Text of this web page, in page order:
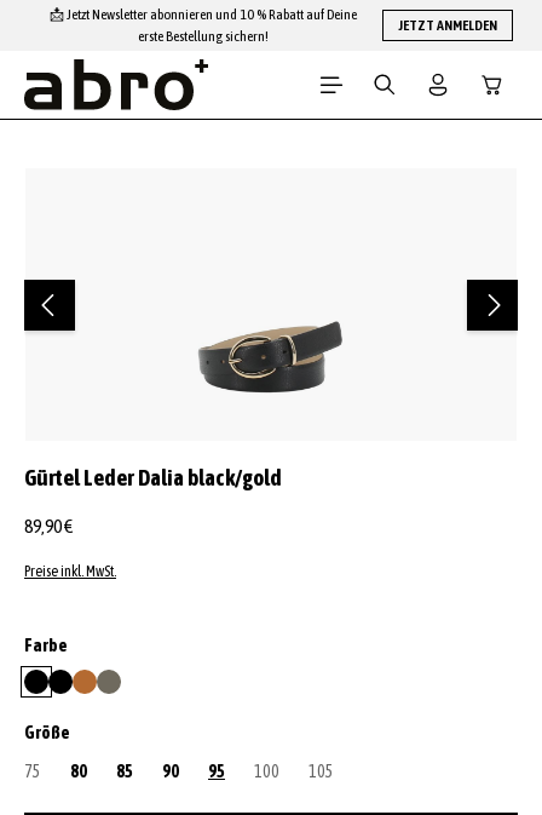
Zum Hauptinhalt springen
📩 Jetzt Newsletter abonnieren und 10 % Rabatt auf Deine
erste Bestellung sichern!
JETZT ANMELDEN
Gürtel Leder Dalia black/gold
89,90 €
Preise inkl. MwSt.
Farbe
black/gold
black/nickel
cuoiotope
Größe
75 (Diese Option ist zurzeit nicht verfügbar.)
80 85 90 95 100 (Diese Option ist zurzeit nicht verfügbar.)
105